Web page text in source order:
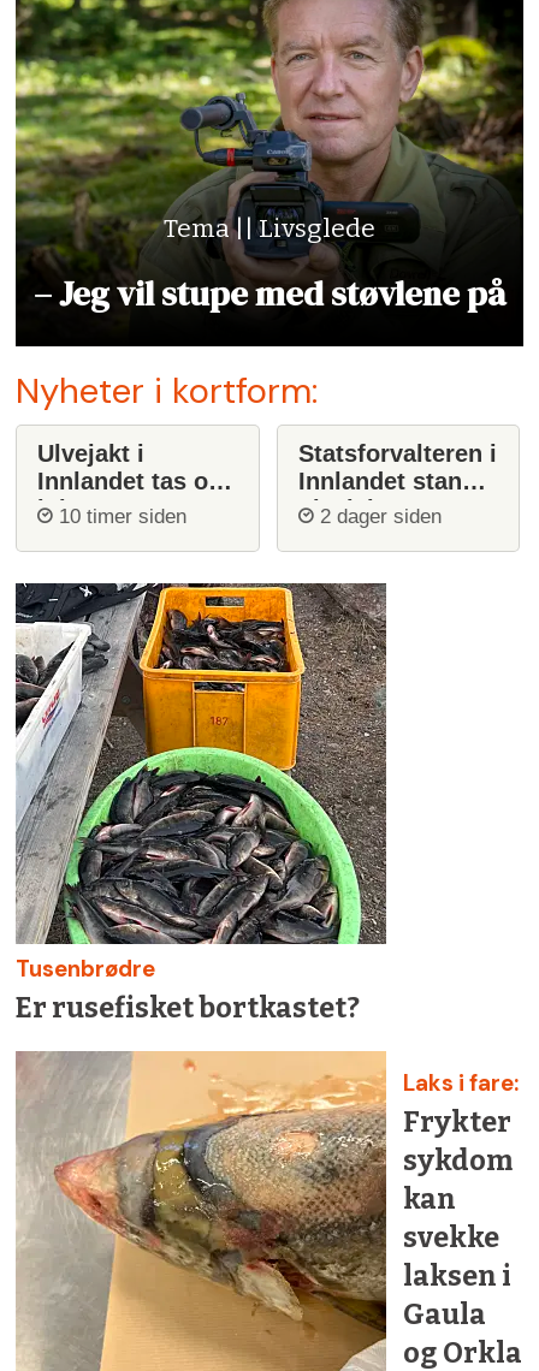
Tema || Livsglede
– Jeg vil stupe med støvlene på
Nyheter i kortform:
Ulvejakt i
Innlandet tas opp
igjen
10 timer siden
Statsforvalteren i
Innlandet stanser
ulvejakt
2 dager siden
Tusenbrødre
Er rusefisket bortkastet?
Laks i fare:
Frykter
sykdom
kan
svekke
laksen i
Gaula
og Orkla